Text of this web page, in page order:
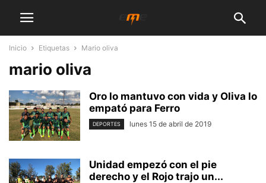
Inicio Etiquetas Mario oliva
mario oliva
Oro lo mantuvo con vida y Oliva lo
empató para Ferro
DEPORTES lunes 15 de abril de 2019
Unidad empezó con el pie
derecho y el Rojo trajo un...